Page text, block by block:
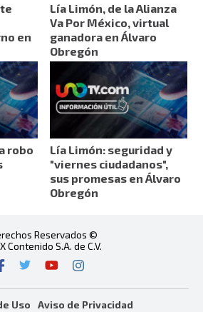
en
Lía Limón, de la Alianza
Va Por México, virtual
ganadora en Álvaro
Obregón
robo
Lía Limón: seguridad y
"viernes ciudadanos",
sus promesas en Álvaro
Obregón
Reservados ©
Contenido S.A. de C.V.
Uso Aviso de Privacidad